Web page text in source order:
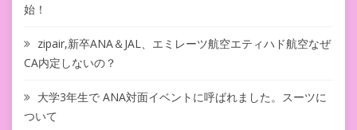
始！
zipair,新卒ANA＆JAL、エミレーツ航空エティハド航空なぜ
CA内定しないの？
大学3年生で ANA対面イベントに呼ばれました。スーツに
ついて